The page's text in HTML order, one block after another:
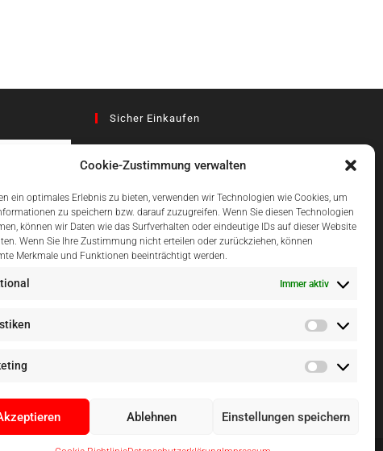
Cookie-Zustimmung verwalten
ein optimales Erlebnis zu bieten, verwenden wir Technologien wie Cookies, um
zu speichern bzw. darauf zuzugreifen. Wenn Sie diesen Technologien
können wir Daten wie das Surfverhalten oder eindeutige IDs auf dieser Website
Wenn Sie Ihre Zustimmung nicht erteilen oder zurückziehen, können
Merkmale und Funktionen beeinträchtigt werden.
Immer aktiv
Ablehnen Einstellungen speichern
Sicher Einkaufen
Einfach Online Bezahlen